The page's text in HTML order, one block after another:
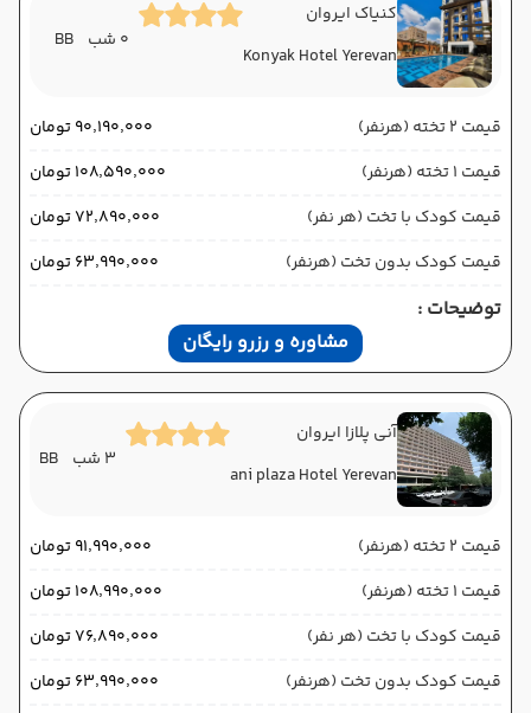
کنیاک ایروان
Konyak Hotel Yerevan
0 شب BB
قیمت 2 تخته (هرنفر)
۹۰٬۱۹۰٬۰۰۰ تومان
قیمت 1 تخته (هرنفر)
۱۰۸٬۵۹۰٬۰۰۰ تومان
قیمت کودک با تخت (هر نفر)
۷۲٬۸۹۰٬۰۰۰ تومان
قیمت کودک بدون تخت (هرنفر)
۶۳٬۹۹۰٬۰۰۰ تومان
توضیحات :
مشاوره و رزرو رایگان
آنی پلازا ایروان
ani plaza Hotel Yerevan
3 شب BB
قیمت 2 تخته (هرنفر)
۹۱٬۹۹۰٬۰۰۰ تومان
قیمت 1 تخته (هرنفر)
۱۰۸٬۹۹۰٬۰۰۰ تومان
قیمت کودک با تخت (هر نفر)
۷۶٬۸۹۰٬۰۰۰ تومان
قیمت کودک بدون تخت (هرنفر)
۶۳٬۹۹۰٬۰۰۰ تومان